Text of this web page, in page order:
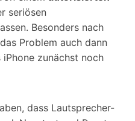
seriösen
Besonders nach
Problem auch dann
zunächst noch
dass Lautsprecher-